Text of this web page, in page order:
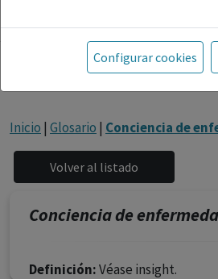
Toda la información incluida en la
referida a productos del mercado
tanto, dirigida a profesionales
facultados para prescribir o
fármacos se facilita a título
siendo responsabilidad de los
facultados prescribir
caso concreto, el tratamiento más
Configurar cookies
Inicio | Glosario | Conciencia de
Conciencia de
Definición:Véase insight.